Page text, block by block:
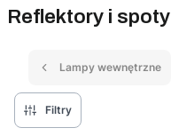
Reflektory i spoty
Lampy wewnętrzne
Filtry